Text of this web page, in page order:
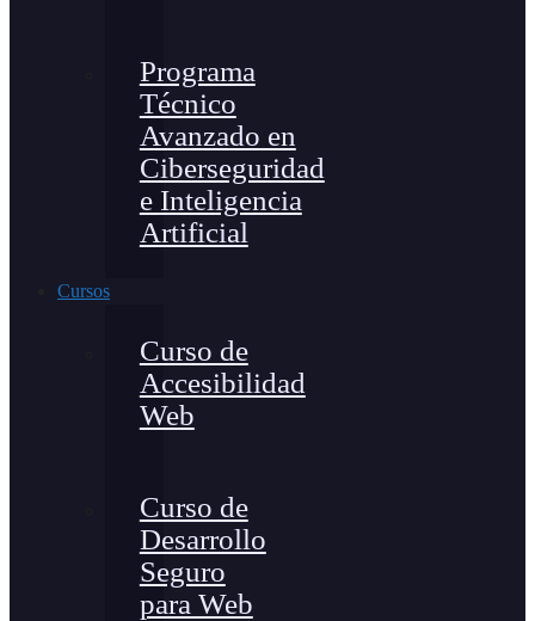
Programa
Técnico
Avanzado en
Ciberseguridad
e Inteligencia
Artificial
Cursos
Curso de
Accesibilidad
Web
Curso de
Desarrollo
Seguro
para Web